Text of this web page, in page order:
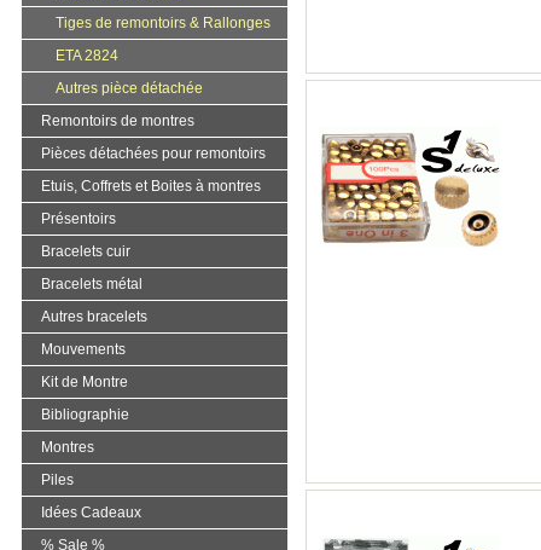
Tiges de remontoirs & Rallonges
ETA 2824
Autres pièce détachée
Remontoirs de montres
Pièces détachées pour remontoirs
Etuis, Coffrets et Boites à montres
Présentoirs
Bracelets cuir
Bracelets métal
Autres bracelets
Mouvements
Kit de Montre
Bibliographie
Montres
Piles
Idées Cadeaux
% Sale %